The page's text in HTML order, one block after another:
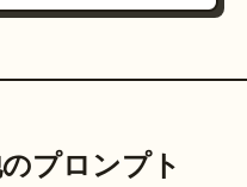
プロンプト